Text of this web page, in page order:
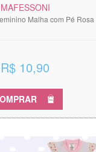
MAFESSONI
Malha com Pé Rosa
R$ 10,90